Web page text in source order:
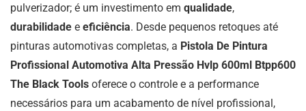
pulverizador; é um investimento em qualidade,
durabilidade e eficiência. Desde pequenos retoques até
pinturas automotivas completas, a Pistola De Pintura
Profissional Automotiva Alta Pressão Hvlp 600ml Btpp600
The Black Tools oferece o controle e a performance
necessários para um acabamento de nível profissional,